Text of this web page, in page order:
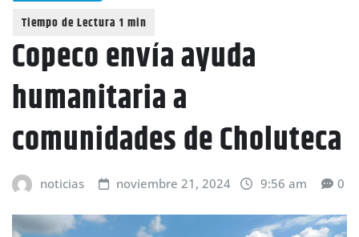
Copeco envía ayuda
humanitaria a
comunidades de Choluteca
noticias noviembre 21, 2024 9:56 am 0